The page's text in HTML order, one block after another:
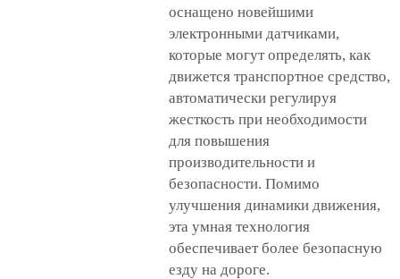
оснащено новейшими
электронными датчиками,
которые могут определять, как
движется транспортное средство,
автоматически регулируя
жесткость при необходимости
для повышения
производительности и
безопасности. Помимо
улучшения динамики движения,
эта умная технология
обеспечивает более безопасную
езду на дороге.